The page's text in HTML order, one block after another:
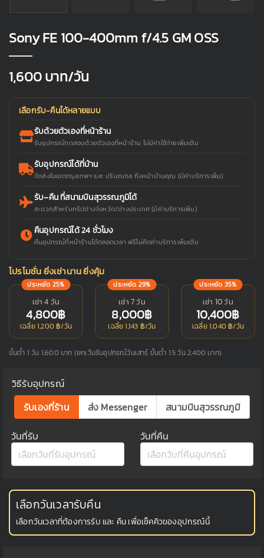
Sony FE 100-400mm f/4.5 GM OSS
1,600บาท/วัน
เลือกรับ-คืนได้หลายแบบ
รับด้วยตัวเองที่หน้าร้าน
รับอุปกรณ์ทดสอบด้วยตัวเองที่หน้าร้าน ไม่มีค่าใช้จ่ายเพิ่มเติม
รับอุปกรณ์ได้ที่บ้าน
จัดส่งในเขตกรุงเทพฯ และ ปริมณฑล ถึงหน้าบ้านคุณ (มีค่าบริการเพิ่ม)
รับ–คืน ที่สนามบินสุวรรณภูมิได้
สะดวกสำหรับทริปต่างจังหวัด/ต่างประเทศ (มีค่าบริการเพิ่ม)
คืนอุปกรณ์ได้ 24 ชั่วโมง
คืนอุปกรณ์ที่หน้าร้านได้ตลอดเวลา ฟรีไม่คิดค่าบริการเพิ่มเติม
โปรโมชั่น ยิ่งเช่านาน ยิ่งคุ้ม
ประหยัด 25%
เช่า 4 วัน
4,800฿
เฉลี่ย 1,200 ฿/วัน
ประหยัด 29%
เช่า 7 วัน
8,000฿
เฉลี่ย 1,143 ฿/วัน
ประหยัด 35%
เช่า 10 วัน
10,400฿
เฉลี่ย 1,040 ฿/วัน
ขั้นต่ำ 1 วัน 1,600 บาท (ยกเว้นรับอุปกรณ์วันเสาร์ ขั้นต่ำ 1.5 วัน 2,400 บาท)
วิธีรับอุปกรณ์
รับเองที่ร้าน
ส่ง Messenger สนามบินสุวรรณภูมิ
วันที่รับ วันที่คืน
เลือกวันเวลารับคืน
เลือกวันเวลาที่ต้องการรับ และ คืน เพื่อเช็คคิวของอุปกรณ์นี้